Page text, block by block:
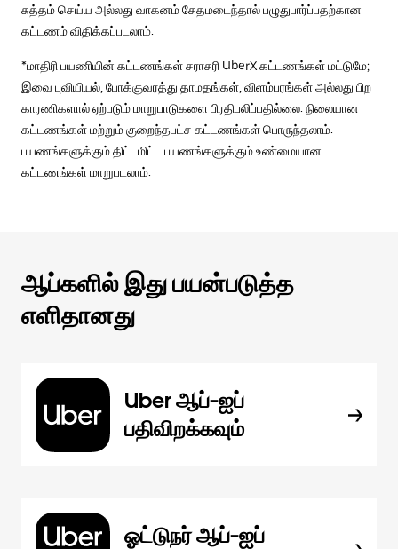
சுத்தம் செய்ய அல்லது வாகனம் சேதமடைந்தால் பழுதுபார்ப்பதற்கான
கட்டணம் விதிக்கப்படலாம்.
*மாதிரி பயணியின் கட்டணங்கள் சராசரி UberX கட்டணங்கள் மட்டுமே;
இவை புவியியல், போக்குவரத்து தாமதங்கள், விளம்பரங்கள் அல்லது பிற
காரணிகளால் ஏற்படும் மாறுபாடுகளை பிரதிபலிப்பதில்லை. நிலையான
கட்டணங்கள் மற்றும் குறைந்தபட்ச கட்டணங்கள் பொருந்தலாம்.
பயணங்களுக்கும் திட்டமிட்ட பயணங்களுக்கும் உண்மையான
கட்டணங்கள் மாறுபடலாம்.
ஆப்களில் இது பயன்படுத்த
எளிதானது
Uber ஆப்-ஐப்
பதிவிறக்கவும்
ஓட்டுநர் ஆப்-ஐப்